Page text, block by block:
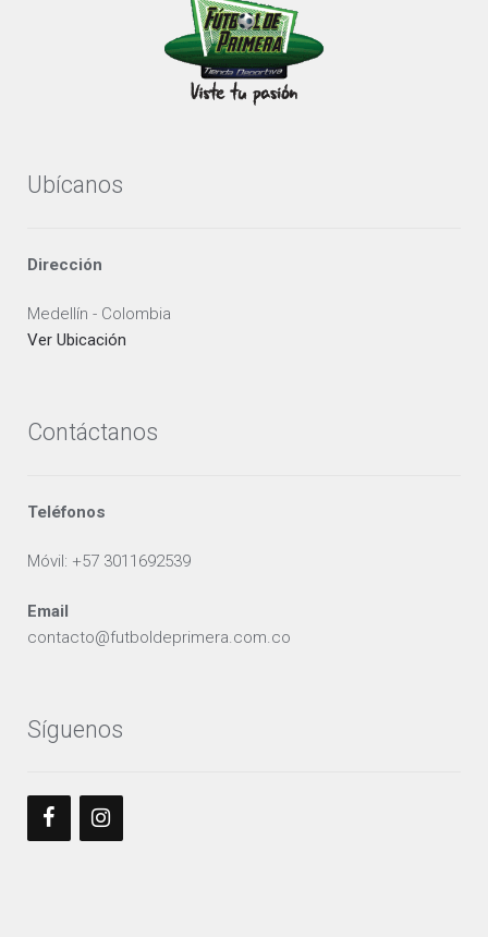
Ubícanos
Dirección
Medellín - Colombia
Ver Ubicación
Contáctanos
Teléfonos
Móvil: +57 3011692539
Email
contacto@futboldeprimera.com.co
Síguenos